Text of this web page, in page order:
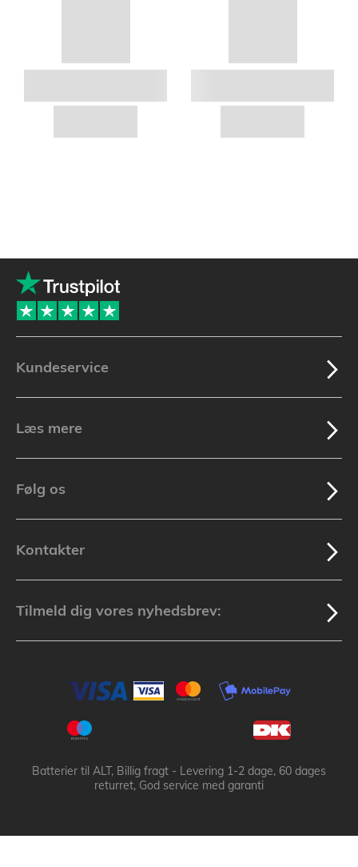
Kundeservice
Læs mere
Følg os
Kontakter
Tilmeld dig vores nyhedsbrev:
Batterier til ALT, Billig fragt - Levering 1-2 dage, 60 dages
returret, God service med garanti